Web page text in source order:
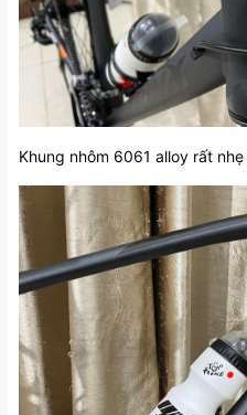
Khung nhôm 6061 alloy rất